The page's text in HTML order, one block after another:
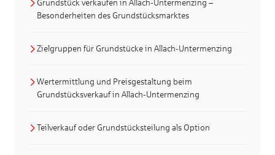
Grundstück verkaufen in Allach-Untermenzing –
Besonderheiten des Grundstücksmarktes
Zielgruppen für Grundstücke in Allach-Untermenzing
Wertermittlung und Preisgestaltung beim
Grundstücksverkauf in Allach-Untermenzing
Teilverkauf oder Grundstücksteilung als Option